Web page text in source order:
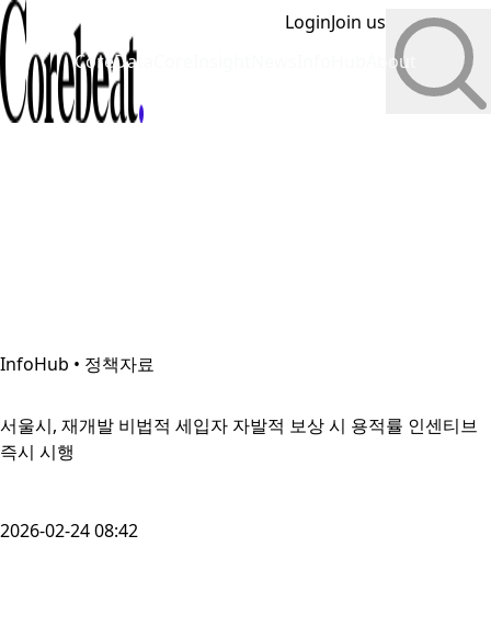
CoreData About
LoginJoin us
InfoHub • 정책자료
서울시, 재개발 비법적 세입자 자발적 보상 시 용적률 인센티브
즉시 시행
2026-02-24 08:42